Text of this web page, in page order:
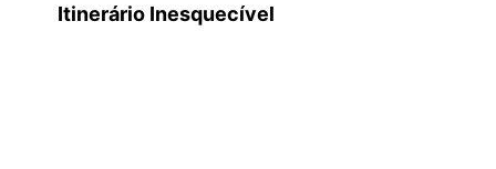
Itinerário Inesquecível